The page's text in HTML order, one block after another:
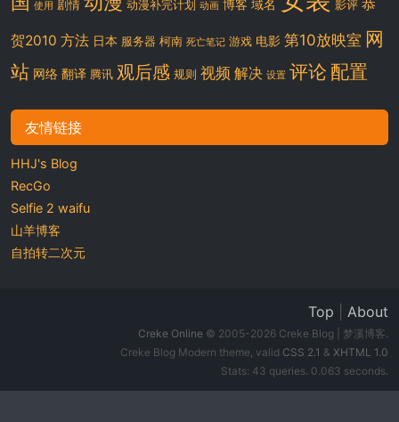
使用 剧情 动漫补完计划 动画 博客 域名 影评 恭
贺2010 方法 日本 服务器 柯南 死亡笔记 游戏 电影 第10放映室 网
站 网络 翻译 腾讯 观后感 规则 视频 解决 设置 评论 配置
友情链接
HHJ's Blog
RecGo
Selfie 2 waifu
山羊博客
自拍转二次元
Top About
Creke Online © 2005-2026 Creke Blog | 梦溪博客.
Creke Blog Modern theme, valid CSS 2.1 & XHTML 1.0
Stats: 43 queries. 0.063 seconds.